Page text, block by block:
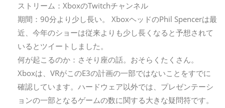
ストリーム：XboxのTwitchチャンネル
期間：90分より少し長い。 XboxヘッドのPhil Spencerは最
近、今年のショーは従来よりも少し長くなると予想されて
いるとツイートしました。
何が起こるのか：さそり座の話。おそらくたくさん。
Xboxは、VRがこのE3の計画の一部ではないことをすでに
確認しています。ハードウェア以外では、プレゼンテーシ
ョンの一部となるゲームの数に関する大きな疑問符です。